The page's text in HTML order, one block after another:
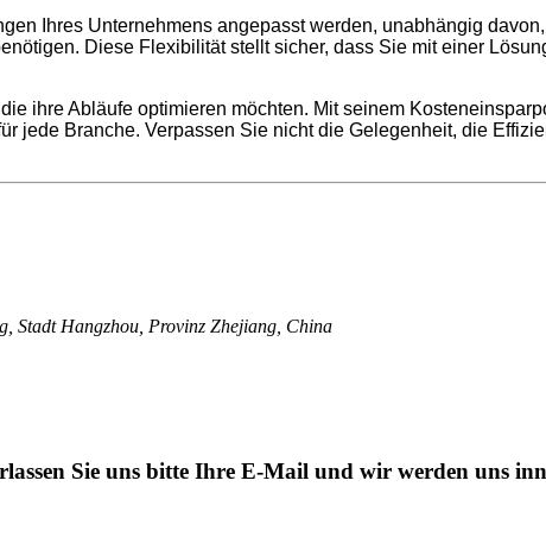
Ihres Unternehmens angepasst werden, unabhängig
Diese Flexibilität stellt sicher, dass Sie mit einer
ihre Abläufe optimieren möchten. Mit seinem
jede Branche. Verpassen Sie nicht die Gelegenheit, die
Stadt Hangzhou, Provinz Zhejiang, China
Sie uns bitte Ihre E-Mail und wir werden uns